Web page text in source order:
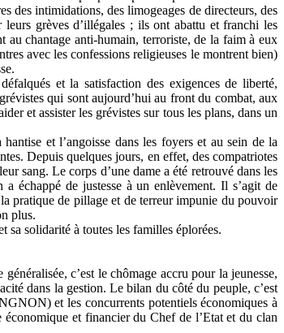
des intimidations, des limogeages de directeurs, des
leurs grèves d’illégales ; ils ont abattu et franchi les
au chantage anti-humain, terroriste, de la faim à eux
avec les confessions religieuses le montrent bien)
et la satisfaction des exigences de liberté,
qui sont aujourd’hui au front du combat, aux
et assister les grévistes sur tous les plans, dans un
et l’angoisse dans les foyers et au sein de la
Depuis quelques jours, en effet, des compatriotes
sang. Le corps d’une dame a été retrouvé dans les
échappé de justesse à un enlèvement. Il s’agit de
pratique de pillage et de terreur impunie du pouvoir
plus.
sa solidarité à toutes les familles éplorées.
c’est le chômage accru pour la jeunesse,
dans la gestion. Le bilan du côté du peuple, c’est
et les concurrents potentiels économiques à
économique et financier du Chef de l’Etat et du clan